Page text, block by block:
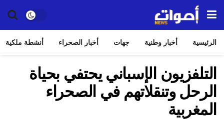
الرئيسية أخبار وطنية جهات أخبار الصحراء أنشطة ملكية
التلفزيون الإسباني يحتفي بحياة
الرحل وتنقلاتهم في الصحراء
المغربية